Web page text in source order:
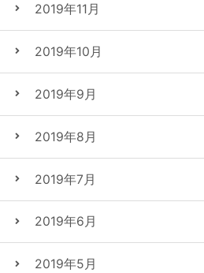
2019年11月
2019年10月
2019年9月
2019年8月
2019年7月
2019年6月
2019年5月